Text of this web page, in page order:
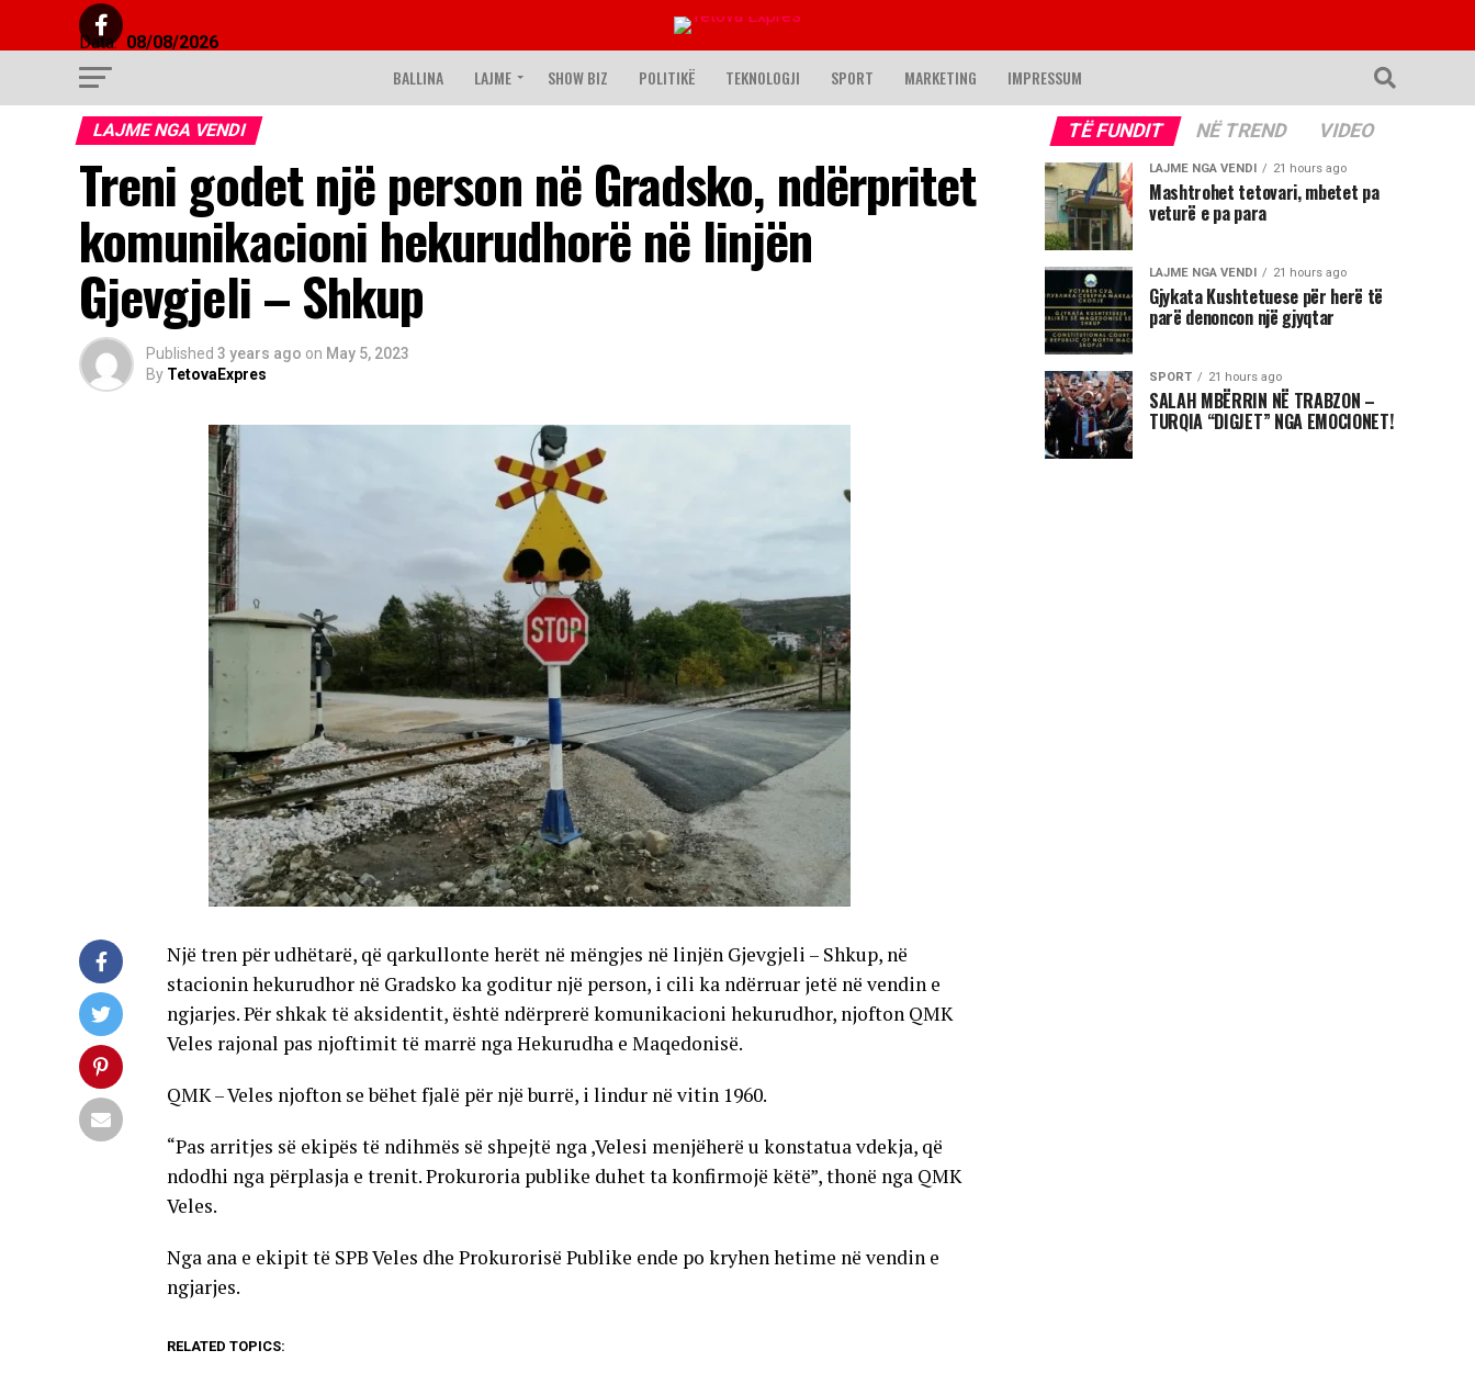
Data: 08/08/2026
BALLINA LAJME SHOW BIZ POLITIKË TEKNOLOGJI SPORT MARKETING IMPRESSUM
LAJME NGA VENDI
Treni godet një person në Gradsko, ndërpritet
komunikacioni hekurudhorë në linjën
Gjevgjeli – Shkup
Published 3 years ago on May 5, 2023
By TetovaExpres
Një tren për udhëtarë, që qarkullonte herët në mëngjes në linjën Gjevgjeli – Shkup, në
stacionin hekurudhor në Gradsko ka goditur një person, i cili ka ndërruar jetë në vendin e
ngjarjes. Për shkak të aksidentit, është ndërprerë komunikacioni hekurudhor, njofton QMK
Veles rajonal pas njoftimit të marrë nga Hekurudha e Maqedonisë.
QMK – Veles njofton se bëhet fjalë për një burrë, i lindur në vitin 1960.
“Pas arritjes së ekipës të ndihmës së shpejtë nga ,Velesi menjëherë u konstatua vdekja, që
ndodhi nga përplasja e trenit. Prokuroria publike duhet ta konfirmojë këtë”, thonë nga QMK
Veles.
Nga ana e ekipit të SPB Veles dhe Prokurorisë Publike ende po kryhen hetime në vendin e
ngjarjes.
RELATED TOPICS:
TË FUNDIT NË TREND VIDEO
LAJME NGA VENDI 21 hours ago
Mashtrohet tetovari, mbetet pa
veturë e pa para
LAJME NGA VENDI 21 hours ago
Gjykata Kushtetuese për herë të
parë denoncon një gjyqtar
SPORT 21 hours ago
SALAH MBËRRIN NË TRABZON –
TURQIA “DIGJET” NGA EMOCIONET!